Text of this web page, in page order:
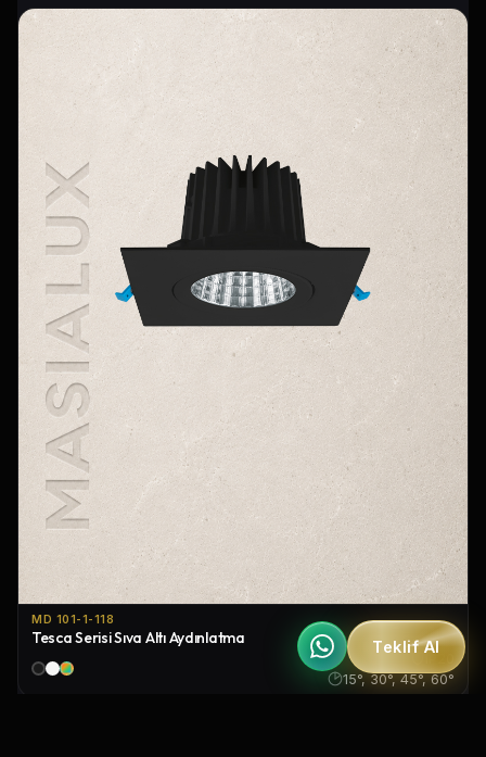
MD 101-1-118
Tesca Serisi Sıva Altı Aydınlatma
IP20
15°, 30°, 45°, 60°
Teklif Al